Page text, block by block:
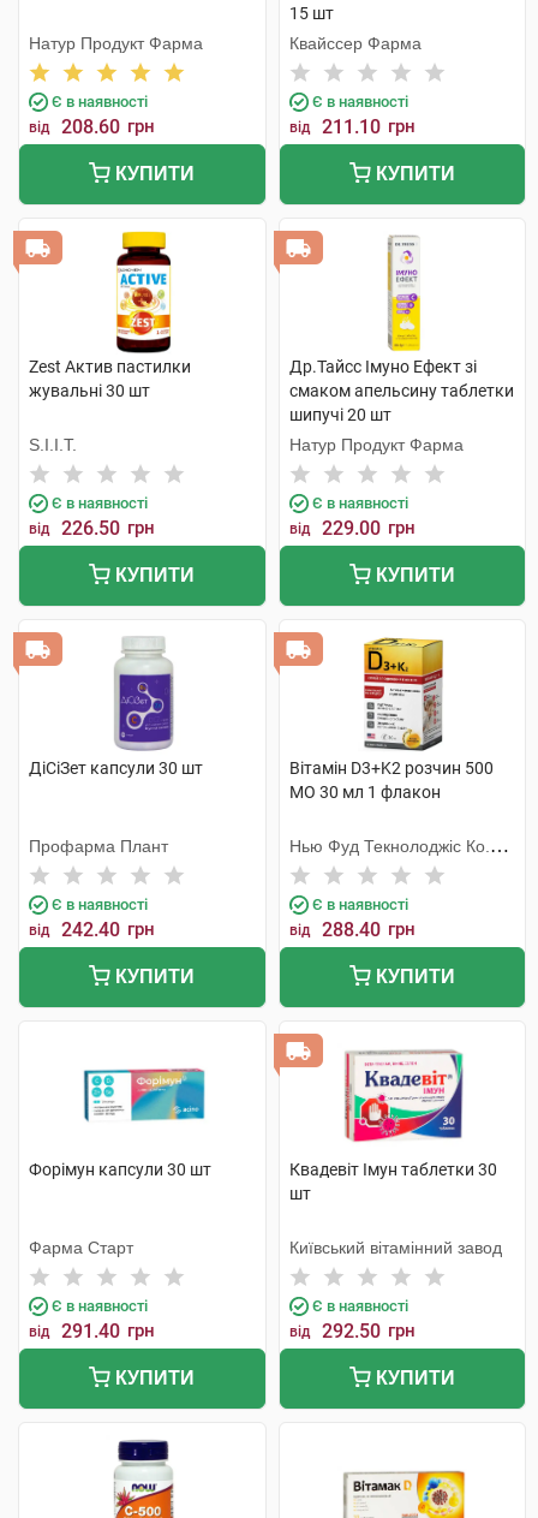
Натур Продукт Фарма
Є в наявності
від 208.60 грн
КУПИТИ
15 шт
Квайссер Фарма
Є в наявності
від 211.10 грн
КУПИТИ
Zest Актив пастилки
жувальні 30 шт
S.I.I.T.
Є в наявності
від 226.50 грн
КУПИТИ
Др.Тайсс Імуно Ефект зі
смаком апельсину таблетки
шипучі 20 шт
Натур Продукт Фарма
Є в наявності
від 229.00 грн
КУПИТИ
ДіСіЗет капсули 30 шт
Профарма Плант
Є в наявності
від 242.40 грн
КУПИТИ
Вітамін D3+K2 розчин 500
МО 30 мл 1 флакон
Нью Фуд Текнолоджіс Ко.
Лтд
Є в наявності
від 288.40 грн
КУПИТИ
Форімун капсули 30 шт
Фарма Старт
Є в наявності
від 291.40 грн
КУПИТИ
Квадевіт Імун таблетки 30
шт
Київський вітамінний завод
Є в наявності
від 292.50 грн
КУПИТИ